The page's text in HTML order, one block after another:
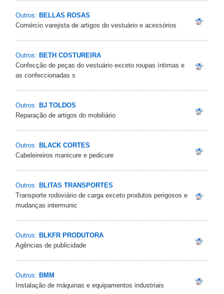
Outros: BELLAS ROSAS
Comércio varejista de artigos do vestuário e acessórios
Outros: BETH COSTUREIRA
Confecção de peças do vestuário exceto roupas íntimas e
as confeccionadas s
Outros: BJ TOLDOS
Reparação de artigos do mobiliário
Outros: BLACK CORTES
Cabeleireiros manicure e pedicure
Outros: BLITAS TRANSPORTES
Transporte rodoviário de carga exceto produtos perigosos e
mudanças intermunic
Outros: BLKFR PRODUTORA
Agências de publicidade
Outros: BMM
Instalação de máquinas e equipamentos industriais